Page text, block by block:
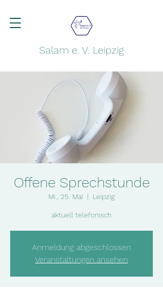
Salam e. V. Leipzig
Offene Sprechstunde
Mi., 25. Mai
  |
Leipzig
aktuell telefonisch
Anmeldung abgeschlossen
Veranstaltungen ansehen